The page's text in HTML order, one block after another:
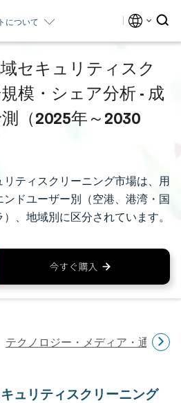
について
セキュリティスク
模・シェア分析 - 成
（2025年～2030
ティスクリーニング市場は、用
ドユーザー別（空港、港湾・国
、地域別に区分されています。
テクノロジー・メディア・通信研
ュリティスクリーニング